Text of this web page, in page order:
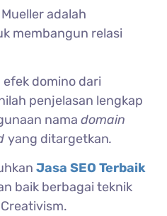
adalah
membangun relasi
domino dari
penjelasan lengkap
namadomain
yang ditargetkan.
Jasa SEO Terbaik
baik berbagai teknik